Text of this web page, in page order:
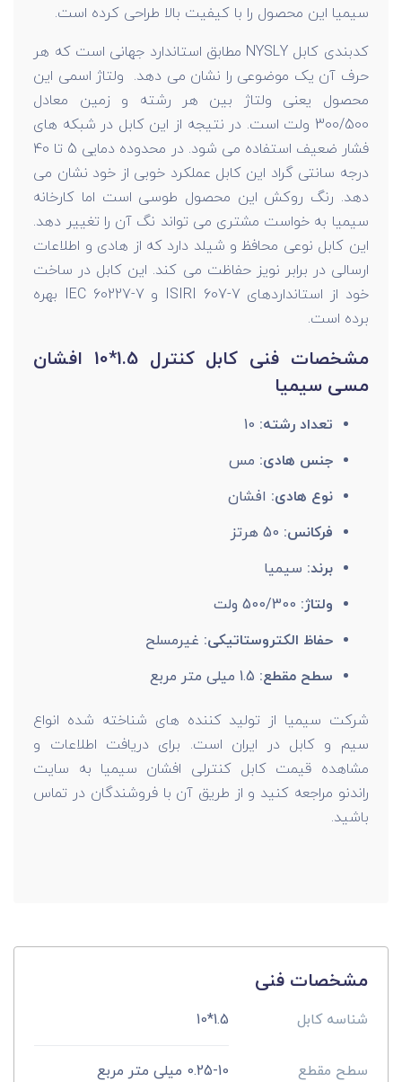
سیمیا این محصول را با کیفیت بالا طراحی کرده است.
کدبندی کابل NYSLY مطابق استاندارد جهانی است که هر
حرف آن یک موضوعی را نشان می دهد. ولتاژ اسمی این
محصول یعنی ولتاژ بین هر رشته و زمین معادل
300/500 ولت است. در نتیجه از این کابل در شبکه های
فشار ضعیف استفاده می شود. در محدوده دمایی 5 تا 40
درجه سانتی گراد این کابل عملکرد خوبی از خود نشان می
دهد. رنگ روکش این محصول طوسی است اما کارخانه
سیمیا به خواست مشتری می تواند نگ آن را تغییر دهد.
این کابل نوعی محافظ و شیلد دارد که از هادی و اطلاعات
ارسالی در برابر نویز حفاظت می کند. این کابل در ساخت
خود از استانداردهای ISIRI 607-7 و IEC 60227-7 بهره
برده است.
مشخصات فنی کابل کنترل 1.5*10 افشان
مسی سیمیا
تعداد رشته:
جنس هادی: مس
نوع هادی: افشان
فرکانس: 50 هرتز
برند: سیمیا
ولتاژ:
حفاظ الکتروستاتیکی: غیرمسلح
سطح مقطع: 1.5 میلی متر مربع
شرکت سیمیا از تولید کننده های شناخته شده انواع
سیم و کابل در ایران است. برای دریافت اطلاعات و
مشاهده قیمت کابل کنترلی افشان سیمیا به سایت
راندنو مراجعه کنید و از طریق آن با فروشندگان در تماس
باشید.
مشخصات فنی
شناسه کابل 1.5*10
سطح مقطع 0.25-10 میلی متر مربع